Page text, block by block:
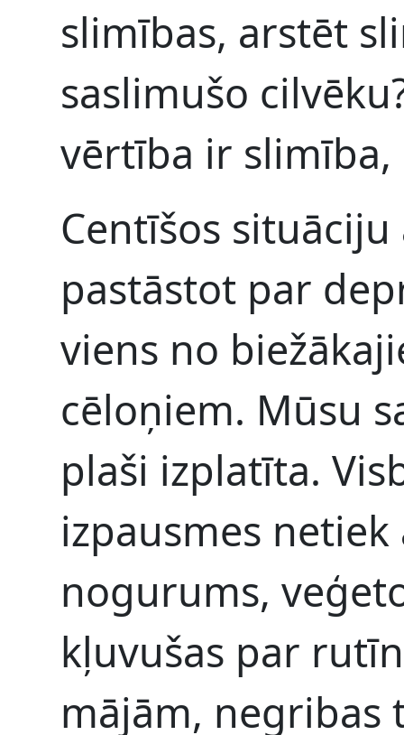
slimības, arstēt
saslimušo
vērtība ir slimība,
Centīšos
pastāstot par
viens no
cēloņiem. Mūsu
plaši izplatīta.
izpausmes
nogurums,
kļuvušas par
mājām, negribas